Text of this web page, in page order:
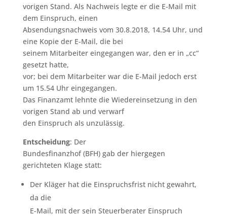
vorigen Stand. Als Nachweis legte er die E-Mail mit
dem Einspruch, einen
Absendungsnachweis vom 30.8.2018, 14.54 Uhr, und
eine Kopie der E-Mail, die bei
seinem Mitarbeiter eingegangen war, den er in „cc“
gesetzt hatte,
vor; bei dem Mitarbeiter war die E-Mail jedoch erst
um 15.54 Uhr eingegangen.
Das Finanzamt lehnte die Wiedereinsetzung in den
vorigen Stand ab und verwarf
den Einspruch als unzulässig.
Entscheidung: Der
Bundesfinanzhof (BFH) gab der hiergegen
gerichteten Klage statt:
Der Kläger hat die Einspruchsfrist nicht gewahrt,
da die
E-Mail, mit der sein Steuerberater Einspruch